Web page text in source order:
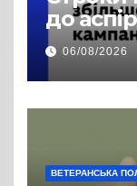
до
06/08/2026
ВЕТЕРАНСЬКА